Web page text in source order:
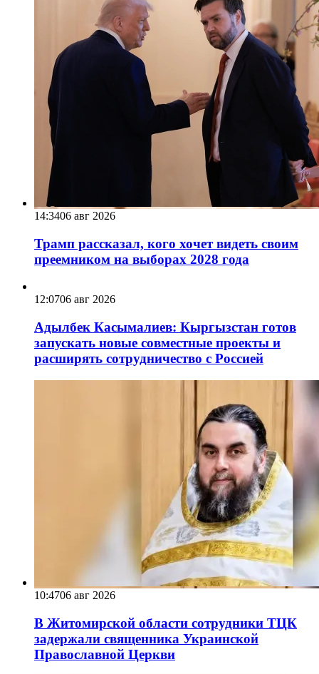
14:3406 авг 2026
Трамп рассказал, кого хочет видеть своим
преемником на выборах 2028 года
12:0706 авг 2026
Адылбек Касымалиев: Кыргызстан готов
запускать новые совместные проекты и
расширять сотрудничество с Россией
10:4706 авг 2026
В Житомирской области сотрудники ТЦК
задержали священника Украинской
Православной Церкви